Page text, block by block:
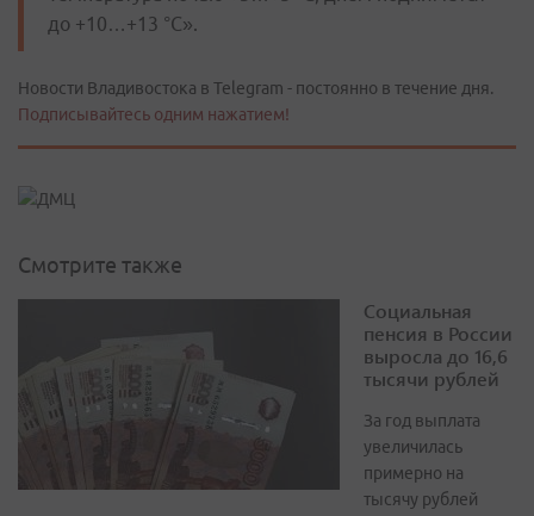
до +10…+13 °С».
Новости Владивостока в Telegram - постоянно в течение дня.
Подписывайтесь одним нажатием!
Смотрите также
Социальная
пенсия в России
выросла до 16,6
тысячи рублей
За год выплата
увеличилась
примерно на
тысячу рублей